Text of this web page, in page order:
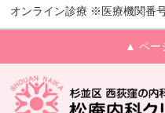
オンライン診療 ※医療機関番
▲ ペー